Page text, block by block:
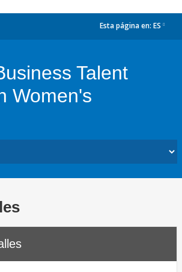
Esta página en: ES
Talent
Women's